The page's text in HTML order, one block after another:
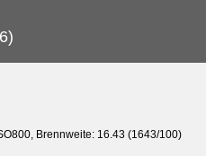
Brennweite: 16.43 (1643/100)